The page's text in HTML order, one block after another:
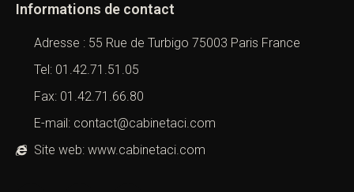
Informations de contact
Adresse : 55 Rue de Turbigo 75003 Paris France
Tel: 01.42.71.51.05
Fax: 01.42.71.66.80
E-mail: contact@cabinetaci.com
Site web: www.cabinetaci.com